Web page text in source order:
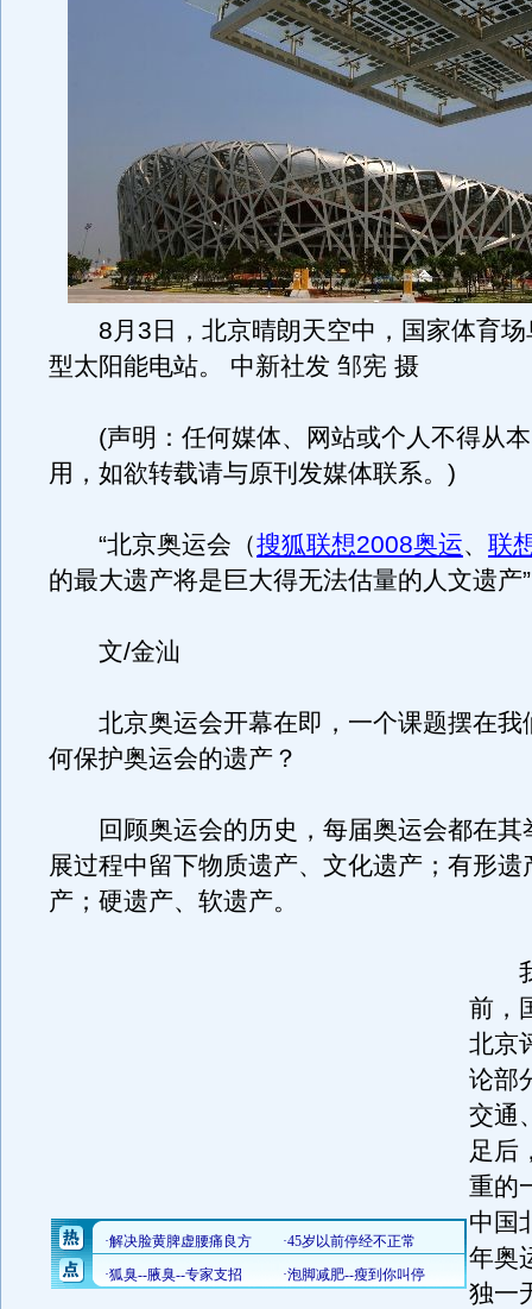
8月3日，北京晴朗天空中，国家体育场
型太阳能电站。 中新社发 邹宪 摄
(声明：任何媒体、网站或个人不得从本
用，如欲转载请与原刊发媒体联系。)
“北京奥运会（搜狐联想2008奥运、 联
的最大遗产将是巨大得无法估量的人文遗产”
文/金汕
北京奥运会开幕在即，一个课题摆在
何保护奥运会的遗产？
回顾奥运会的历史，每届奥运会都在其
展过程中留下物质遗产、文化遗产；有形遗
产；硬遗产、软遗产。
我
前，
北京
论部
交通
足后
重的
中国
年奥
独一